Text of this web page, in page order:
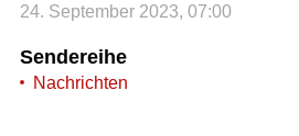
24. September 2023, 07:00
Sendereihe
Nachrichten